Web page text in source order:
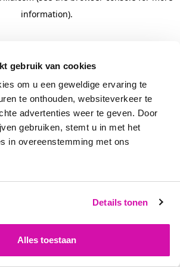
gebruik van cookies
om u een geweldige ervaring te
te onthouden, websiteverkeer te
advertenties weer te geven. Door
gebruiken, stemt u in met het
in overeenstemming met ons
Details tonen
Alles toestaan
information).